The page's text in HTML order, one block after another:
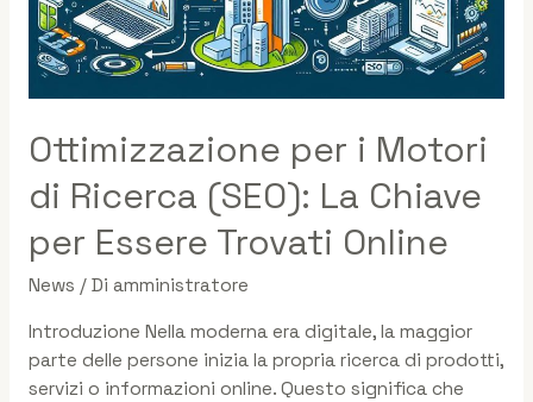
Ottimizzazione per i Motori
di Ricerca (SEO): La Chiave
per Essere Trovati Online
News / Di amministratore
Introduzione Nella moderna era digitale, la maggior
parte delle persone inizia la propria ricerca di prodotti,
servizi o informazioni online. Questo significa che